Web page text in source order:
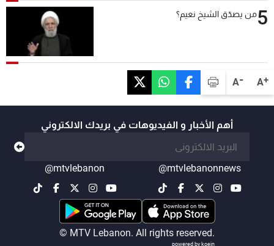
A+
A-
5من يصدّق الشيخ نعيم؟
أهم الأخبار و الفيديوهات في بريدك الالكتروني
@mtvlebanonnews
@mtvlebanon
© MTV Lebanon. All rights reserved.
powered by koein